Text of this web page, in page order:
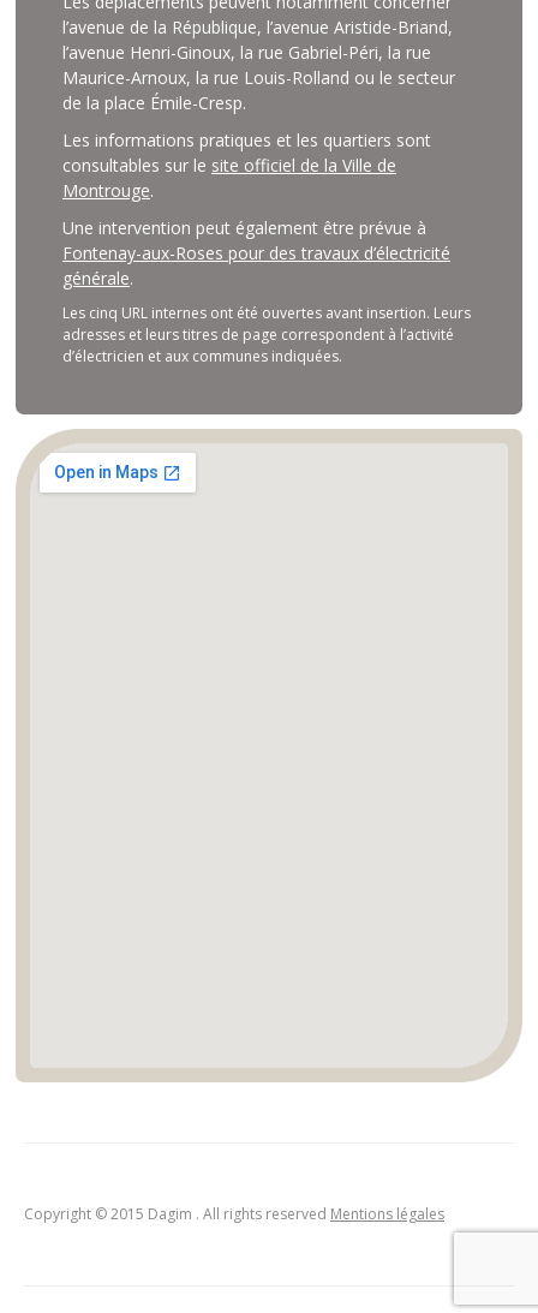
l’avenue de la République, l’avenue Aristide-Briand,
l’avenue Henri-Ginoux, la rue Gabriel-Péri, la rue
Maurice-Arnoux, la rue Louis-Rolland ou le secteur
de la place Émile-Cresp.
Les informations pratiques et les quartiers sont
consultables sur le site officiel de la Ville de
Montrouge.
Une intervention peut également être prévue à
Fontenay-aux-Roses pour des travaux d’électricité
générale.
Les cinq URL internes ont été ouvertes avant insertion. Leurs
adresses et leurs titres de page correspondent à l’activité
d’électricien et aux communes indiquées.
Copyright © 2015 Dagim . All rights reserved Mentions légales